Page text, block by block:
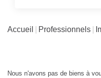
Accueil Professionnels
Nous n'avons pas de biens à